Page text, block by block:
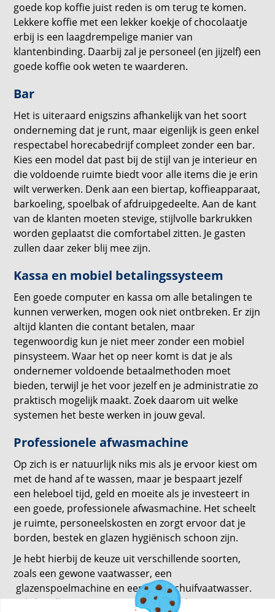
goede kop koffie juist reden is om terug te komen.
Lekkere koffie met een lekker koekje of chocolaatje
erbij is een laagdrempelige manier van
klantenbinding. Daarbij zal je personeel (en jijzelf) een
goede koffie ook weten te waarderen.
Bar
Het is uiteraard enigszins afhankelijk van het soort
onderneming dat je runt, maar eigenlijk is geen enkel
respectabel horecabedrijf compleet zonder een bar.
Kies een model dat past bij de stijl van je interieur en
die voldoende ruimte biedt voor alle items die je erin
wilt verwerken. Denk aan een biertap, koffieapparaat,
barkoeling, spoelbak of afdruipgedeelte. Aan de kant
van de klanten moeten stevige, stijlvolle barkrukken
worden geplaatst die comfortabel zitten. Je gasten
zullen daar zeker blij mee zijn.
Kassa en mobiel betalingssysteem
Een goede computer en kassa om alle betalingen te
kunnen verwerken, mogen ook niet ontbreken. Er zijn
altijd klanten die contant betalen, maar
tegenwoordig kun je niet meer zonder een mobiel
pinsysteem. Waar het op neer komt is dat je als
ondernemer voldoende betaalmethoden moet
bieden, terwijl je het voor jezelf en je administratie zo
praktisch mogelijk maakt. Zoek daarom uit welke
systemen het beste werken in jouw geval.
Professionele afwasmachine
Op zich is er natuurlijk niks mis als je ervoor kiest om
met de hand af te wassen, maar je bespaart jezelf
een heleboel tijd, geld en moeite als je investeert in
een goede, professionele afwasmachine. Het scheelt
je ruimte, personeelskosten en zorgt ervoor dat je
borden, bestek en glazen hygiënisch schoon zijn.
Je hebt hierbij de keuze uit verschillende soorten,
zoals een gewone vaatwasser, een
glazenspoelmachine en een doorschuifvaatwasser.
Bekijk welke opties voor jou de beste keuze zijn en